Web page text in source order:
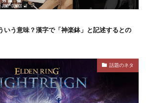
いう意味？漢字で「神楽鉢」と記述するとの
話題のネタ